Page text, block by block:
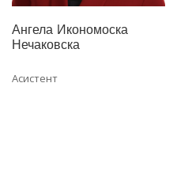
Ангела Икономоска
Нечаковска
Асистент